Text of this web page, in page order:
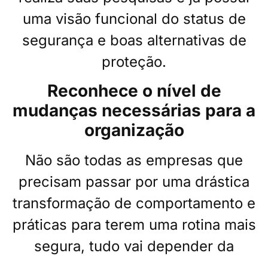
uma visão funcional do status de
segurança e boas alternativas de
proteção.
Reconhece o nível de
mudanças necessárias para a
organização
Não são todas as empresas que
precisam passar por uma drástica
transformação de comportamento e
práticas para terem uma rotina mais
segura, tudo vai depender da